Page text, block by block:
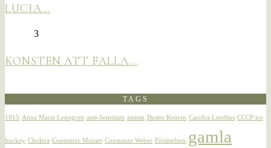
LUCIA…
3
KONSTEN ATT FALLA…
TAGS
1815 Anna Maria Lenngren anti-Semitism ateism Buster Keaton Carolus Lundius CCCP ice
hockey Cholera Constanze Mozart Constanze Weber Förintelsen gamla